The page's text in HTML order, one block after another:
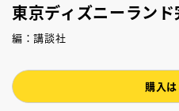
東京ディズニーラン
編：講談社
購入